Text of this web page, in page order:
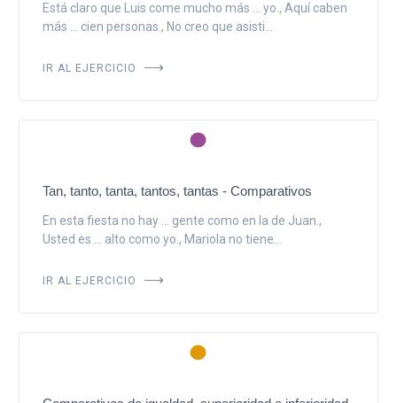
Está claro que Luis come mucho más ... yo., Aquí caben
más ... cien personas., No creo que asisti...
IR AL EJERCICIO
Tan, tanto, tanta, tantos, tantas - Comparativos
En esta fiesta no hay ... gente como en la de Juan.,
Usted es ... alto como yo., Mariola no tiene...
IR AL EJERCICIO